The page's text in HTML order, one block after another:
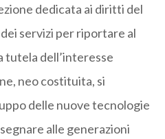
dedicata ai diritti del
servizi per riportare al
tutela dell’interesse
neo costituita, si
delle nuove tecnologie
alle generazioni